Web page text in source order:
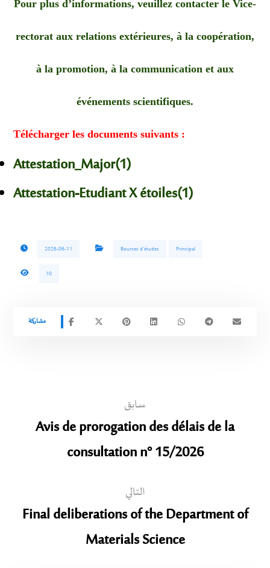
Pour plus d’informations, veuillez contacter le Vice-
rectorat aux relations extérieures, à la coopération,
à la promotion, à la communication et aux
événements scientifiques.
Télécharger les documents suivants :
Attestation_Major(1)
Attestation-Etudiant X étoiles(1)
2026-06-11 Bourses d'études Principal
10
سابق
Avis de prorogation des délais de la
consultation n° 15/2026
التالي
Final deliberations of the Department of
Materials Science